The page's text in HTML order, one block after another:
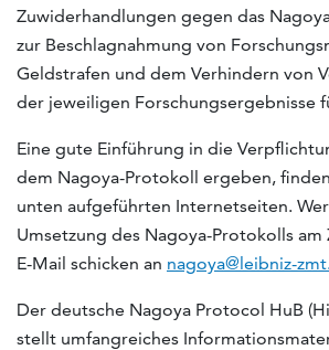
Zuwiderhandlungen gegen das
zur Beschlagnahmung von
Geldstrafen und dem Verhindern von
der jeweiligen Forschungsergebnisse
Eine gute Einführung in die
dem Nagoya-Protokoll ergeben,
unten aufgeführten Internetseiten.
Umsetzung des Nagoya-Protokolls am
E-Mail schicken an nagoya@leibniz-
Der deutsche Nagoya Protocol HuB
stellt umfangreiches